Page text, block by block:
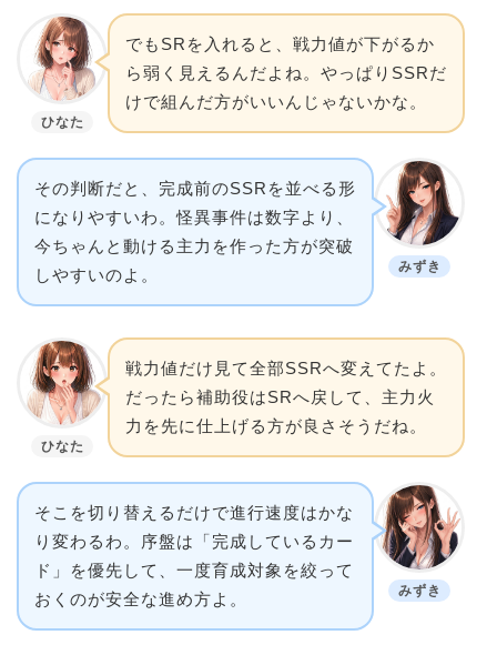
ひなた
でもSRを入れると、戦力値が下がるか
ら弱く見えるんだよね。やっぱりSSRだ
けで組んだ方がいいんじゃないかな。
みずき
その判断だと、完成前のSSRを並べる形
になりやすいわ。怪異事件は数字より、
今ちゃんと動ける主力を作った方が突破
しやすいのよ。
ひなた
戦力値だけ見て全部SSRへ変えてたよ。
だったら補助役はSRへ戻して、主力火
力を先に仕上げる方が良さそうだね。
みずき
そこを切り替えるだけで進行速度はかな
り変わるわ。序盤は「完成しているカー
ド」を優先して、一度育成対象を絞って
おくのが安全な進め方よ。